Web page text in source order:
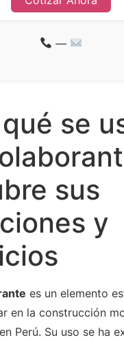
—
se
sus
y
es un elemento
en la construcción
Perú. Su uso se ha